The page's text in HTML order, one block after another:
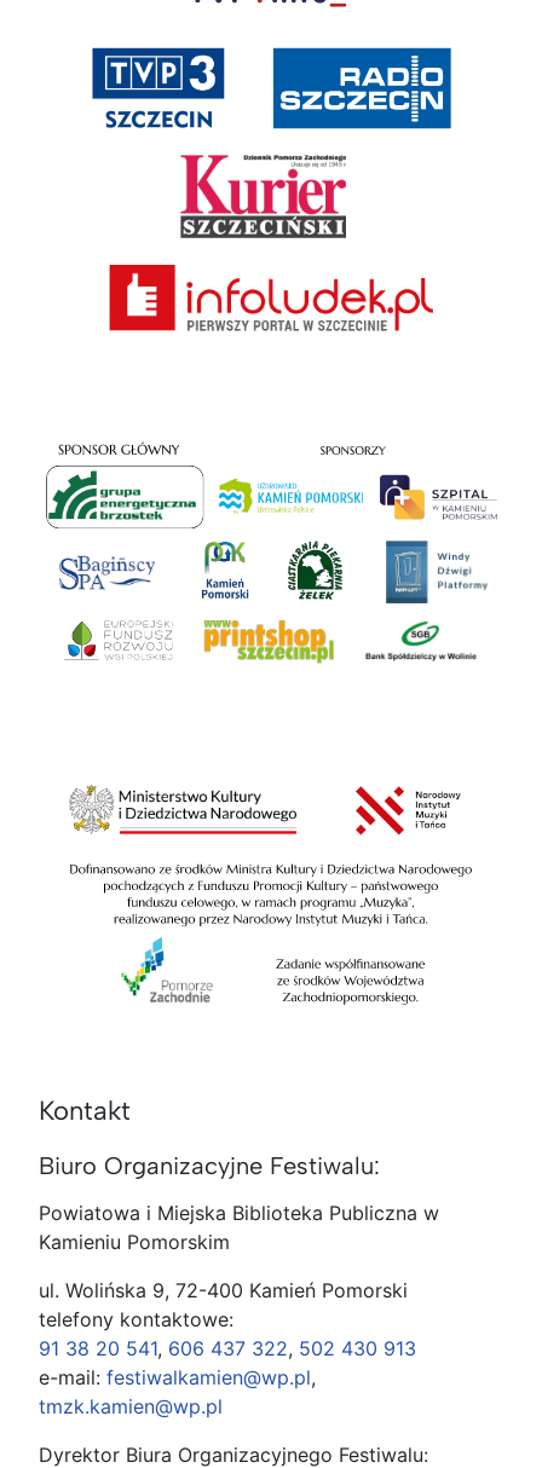
Kontakt
Biuro Organizacyjne Festiwalu:
Powiatowa i Miejska Biblioteka Publiczna w
Kamieniu Pomorskim
ul. Wolińska 9, 72-400 Kamień Pomorski
telefony kontaktowe:
91 38 20 541, 606 437 322, 502 430 913
e-mail: festiwalkamien@wp.pl,
tmzk.kamien@wp.pl
Dyrektor Biura Organizacyjnego Festiwalu: